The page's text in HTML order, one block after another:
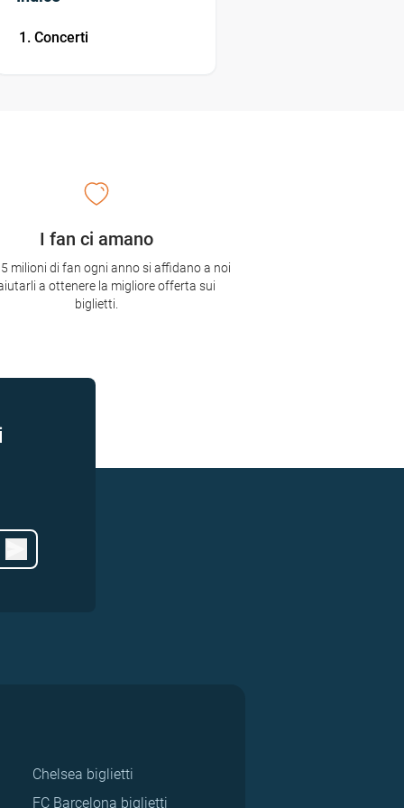
Concerti
I fan ci amano
milioni di fan ogni anno si affidano a noi
a ottenere la migliore offerta sui
biglietti.
Chelsea biglietti
FC Barcelona biglietti